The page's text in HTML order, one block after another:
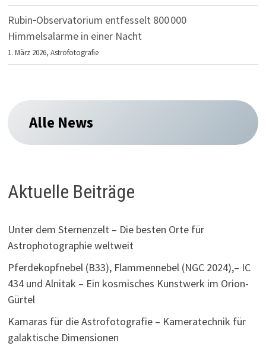
Rubin‑Observatorium entfesselt 800 000
Himmelsalarme in einer Nacht
1. März 2026,Astrofotografie
Alle News
Aktuelle Beiträge
Unter dem Sternenzelt – Die besten Orte für
Astrophotographie weltweit
Pferdekopfnebel (B33), Flammennebel (NGC 2024),– IC
434 und Alnitak – Ein kosmisches Kunstwerk im Orion-
Gürtel
Kamaras für die Astrofotografie – Kameratechnik für
galaktische Dimensionen